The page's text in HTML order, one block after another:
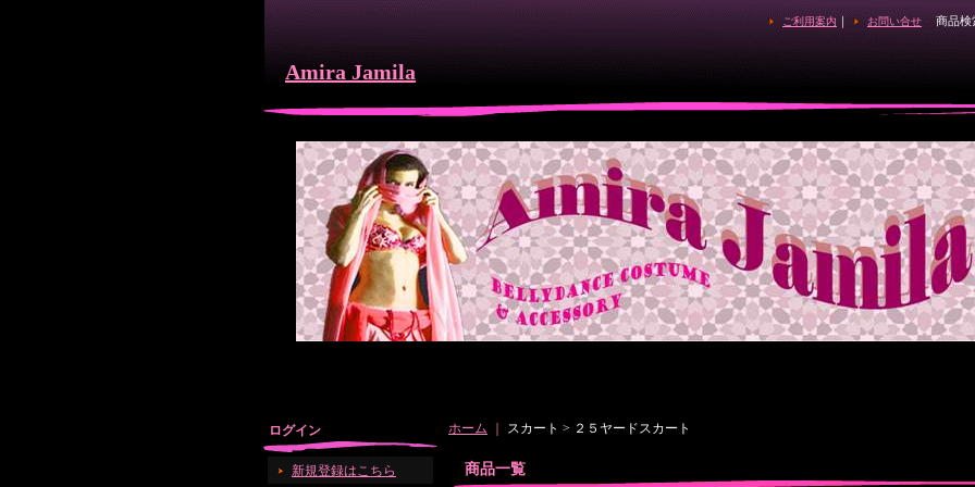
Amira Jamila
ご利用案内 ｜ お問い合せ 商品検
ログイン
新規登録はこちら
ホーム スカート > ２５ヤードスカート
商品一覧